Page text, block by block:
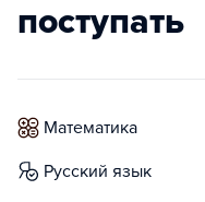
поступать
математика
русский язык